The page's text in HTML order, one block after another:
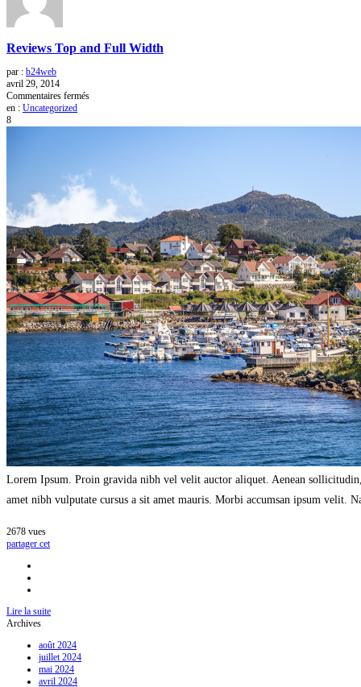
Reviews Top and Full Width
par : b24web
avril 29, 2014
Commentaires ferméssur
en : Uncategorized
8
Lorem Ipsum. Proin gravida nibh vel velit auctor aliquet. Aenean
amet nibh vulputate cursus a sit amet mauris. Morbi accumsan ipsum velit.
2678 vues
partager cet
Lire la suite
Archives
août 2024
juillet 2024
mai 2024
avril 2024